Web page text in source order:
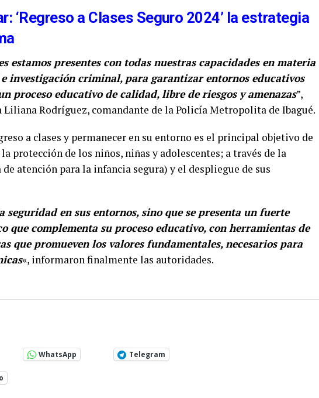
‘Regreso a Clases Seguro 2024’ la estrategia
estamos presentes con todas nuestras capacidades en materia
investigación criminal, para garantizar entornos educativos
proceso educativo de calidad, libre de riesgos y amenazas”,
Liliana Rodríguez, comandante de la Policía Metropolita de Ibagué.
a clases y permanecer en su entorno es el principal objetivo de
protección de los niños, niñas y adolescentes; a través de la
atención para la infancia segura) y el despliegue de sus
seguridad en sus entornos, sino que se presenta un fuerte
que complementa su proceso educativo, con herramientas de
que promueven los valores fundamentales, necesarios para
«, informaron finalmente las autoridades.
WhatsApp Telegram